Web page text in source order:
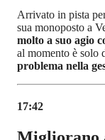
Arrivato in pista
sua monoposto a
molto a suo agio
al momento è solo
problema nella
17:42